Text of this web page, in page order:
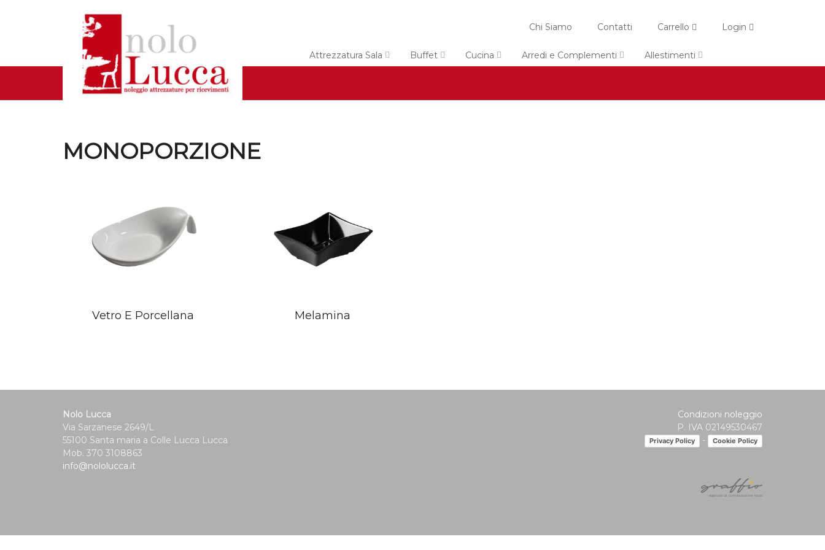
Chi Siamo Contatti Carrello Login
Attrezzatura Sala Buffet Cucina Arredi e Complementi Allestimenti
MONOPORZIONE
Vetro E Porcellana Melamina
Nolo Lucca
Via Sarzanese 2649/L
55100 Santa maria a Colle Lucca Lucca
Mob. 370 3108863
info@nololucca.it
Condizioni noleggio
P. IVA 02149530467
Privacy Policy - Cookie Policy
agenzia di comunicazione lucca